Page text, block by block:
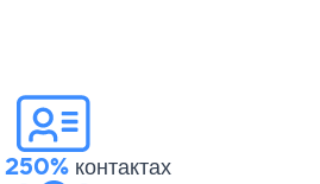
250%контактах